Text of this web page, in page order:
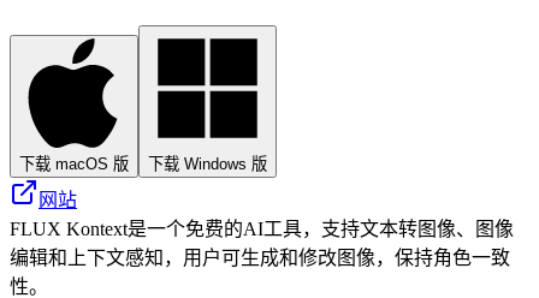
下载 macOS 版 下载 Windows 版
网站
FLUX Kontext是一个免费的AI工具，支持文本转图像、图像
编辑和上下文感知，用户可生成和修改图像，保持角色一致
性。